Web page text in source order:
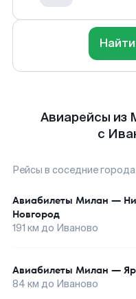
Авиарейсы из
с
Рейсы в соседние города
Авиабилеты Милан —
Новгород
191 км до Иваново
Авиабилеты Милан —
84 км до Иваново